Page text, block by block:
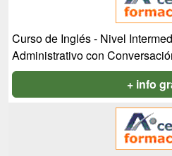
Curso de Inglés - Nivel
Administrativo con
+ info